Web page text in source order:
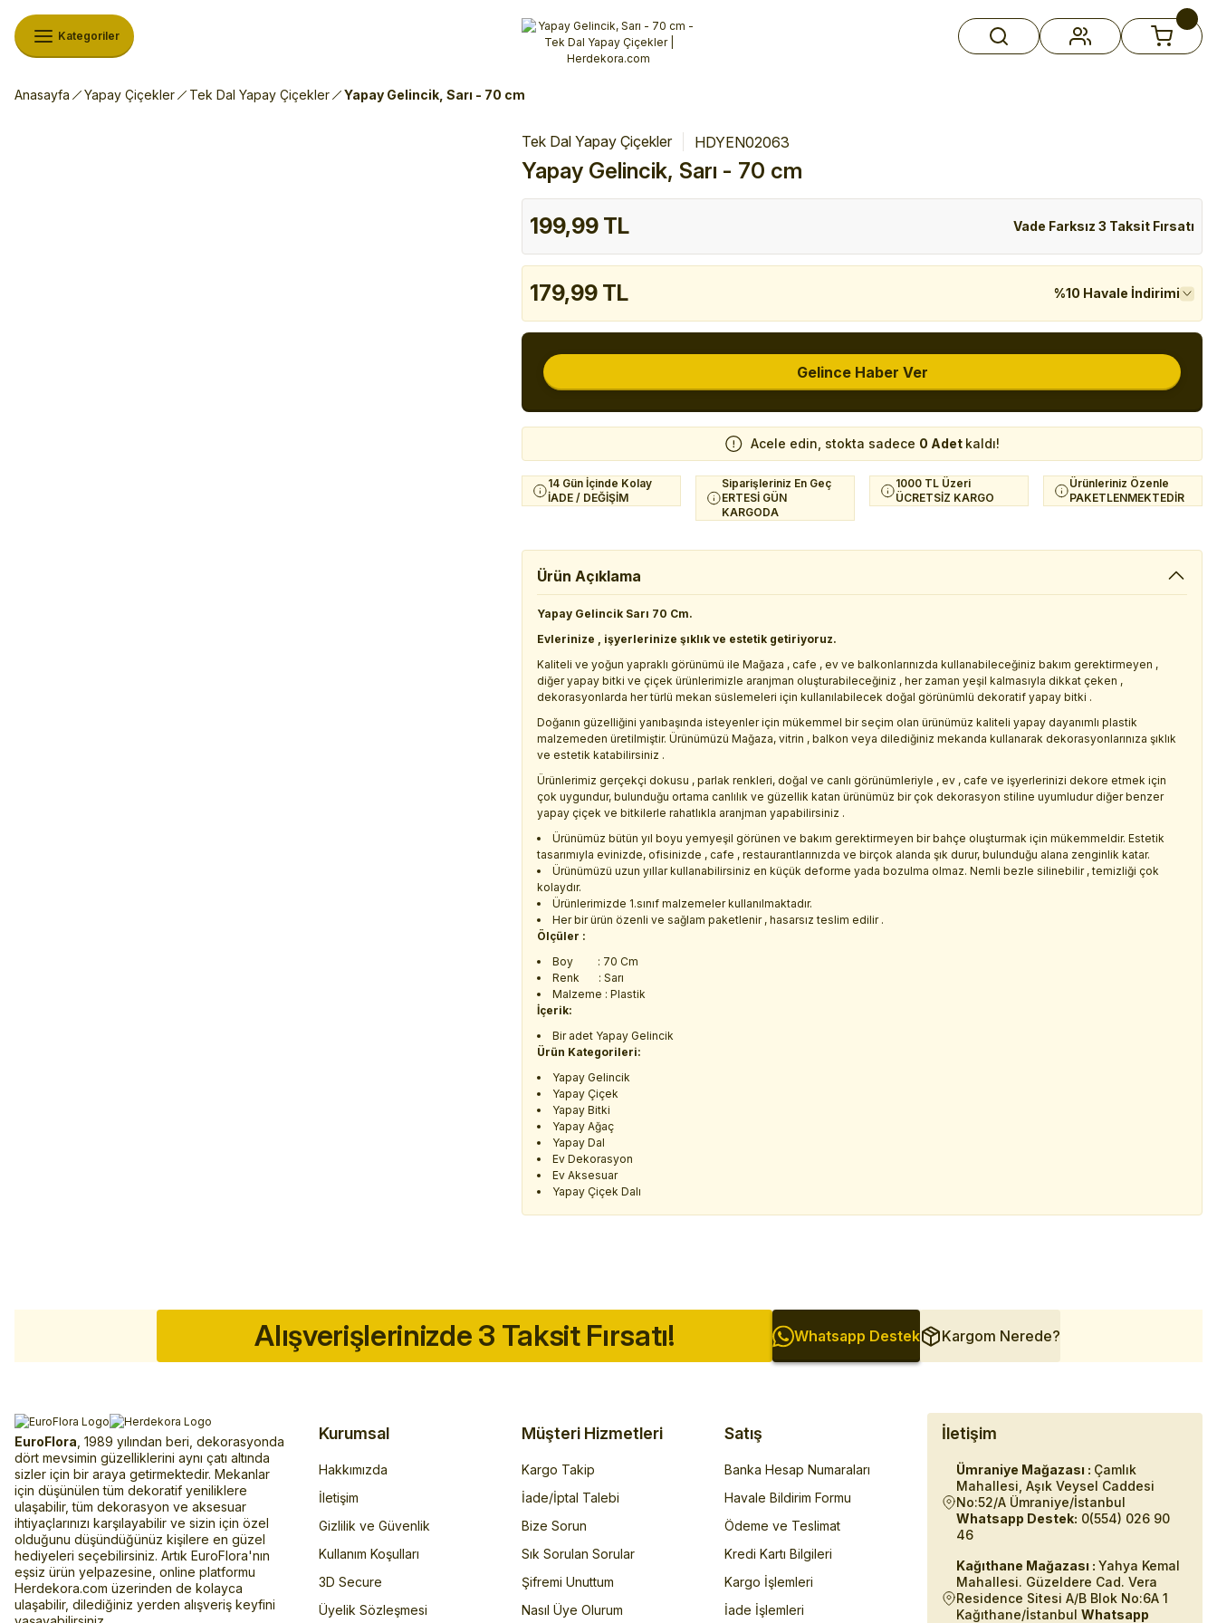
Alışverişlerinizde 3 Taksit Fırsatı!
İlk siparişinizi verin!
%10 Havale İndirimi
Şimdi Alışveriş yap!
Kategoriler
Anasayfa Yapay Çiçekler Tek Dal Yapay Çiçekler Yapay Gelincik, Sarı - 70 cm
Tek Dal Yapay Çiçekler HDYEN02063
Yapay Gelincik, Sarı - 70 cm
199,99 TL Vade Farksız 3 Taksit Fırsatı
179,99 TL %10 Havale İndirimi
Gelince Haber Ver
Acele edin, stokta sadece 0 Adet kaldı!
14 Gün İçinde Kolay
İADE / DEĞİŞİM
Siparişleriniz En Geç
ERTESİ GÜN
KARGODA
1000 TL Üzeri
ÜCRETSİZ KARGO
Ürünleriniz Özenle
PAKETLENMEKTEDİR
Ürün Açıklama
Yapay Gelincik Sarı 70 Cm.
Evlerinize , işyerlerinize şıklık ve estetik getiriyoruz.
Kaliteli ve yoğun yapraklı görünümü ile Mağaza , cafe , ev ve balkonlarınızda kullanabileceğiniz bakım gerektirmeyen ,
diğer yapay bitki ve çiçek ürünlerimizle aranjman oluşturabileceğiniz , her zaman yeşil kalmasıyla dikkat çeken ,
dekorasyonlarda her türlü mekan süslemeleri için kullanılabilecek doğal görünümlü dekoratif yapay bitki .
Doğanın güzelliğini yanıbaşında isteyenler için mükemmel bir seçim olan ürünümüz kaliteli yapay dayanımlı plastik
malzemeden üretilmiştir. Ürünümüzü Mağaza, vitrin , balkon veya dilediğiniz mekanda kullanarak dekorasyonlarınıza şıklık
ve estetik katabilirsiniz .
Ürünlerimiz gerçekçi dokusu , parlak renkleri, doğal ve canlı görünümleriyle , ev , cafe ve işyerlerinizi dekore etmek için
çok uygundur, bulunduğu ortama canlılık ve güzellik katan ürünümüz bir çok dekorasyon stiline uyumludur diğer benzer
yapay çiçek ve bitkilerle rahatlıkla aranjman yapabilirsiniz .
Ürünümüz bütün yıl boyu yemyeşil görünen ve bakım gerektirmeyen bir bahçe oluşturmak için mükemmeldir. Estetik
tasarımıyla evinizde, ofisinizde , cafe , restaurantlarınızda ve birçok alanda şık durur, bulunduğu alana zenginlik katar.
Ürünümüzü uzun yıllar kullanabilirsiniz en küçük deforme yada bozulma olmaz. Nemli bezle silinebilir , temizliği çok
kolaydır.
Ürünlerimizde 1.sınıf malzemeler kullanılmaktadır.
Her bir ürün özenli ve sağlam paketlenir , hasarsız teslim edilir .
Ölçüler :
Boy : 70 Cm
Renk : Sarı
Malzeme : Plastik
İçerik:
Bir adet Yapay Gelincik
Ürün Kategorileri:
Yapay Gelincik
Yapay Çiçek
Yapay Bitki
Yapay Ağaç
Yapay Dal
Ev Dekorasyon
Ev Aksesuar
Yapay Çiçek Dalı
Alışverişlerinizde 3 Taksit Fırsatı! Whatsapp Destek Kargom Nerede?
EuroFlora , 1989 yılından beri, dekorasyonda
dört mevsimin güzelliklerini aynı çatı altında
sizler için bir araya getirmektedir. Mekanlar
için düşünülen tüm dekoratif yeniliklere
ulaşabilir, tüm dekorasyon ve aksesuar
ihtiyaçlarınızı karşılayabilir ve sizin için özel
olduğunu düşündüğünüz kişilere en güzel
hediyeleri seçebilirsiniz. Artık EuroFlora'nın
eşsiz ürün yelpazesine, online platformu
Herdekora.com üzerinden de kolayca
ulaşabilir, dilediğiniz yerden alışveriş keyfini
Kurumsal
Hakkımızda
İletişim
Gizlilik ve Güvenlik
Kullanım Koşulları
3D Secure
Üyelik Sözleşmesi
Müşteri Hizmetleri
Kargo Takip
İade/İptal Talebi
Bize Sorun
Sık Sorulan Sorular
Şifremi Unuttum
Nasıl Üye Olurum
Satış
Banka Hesap Numaraları
Havale Bildirim Formu
Ödeme ve Teslimat
Kredi Kartı Bilgileri
Kargo İşlemleri
İade İşlemleri
İletişim
Ümraniye Mağazası : Çamlık
Mahallesi, Aşık Veysel Caddesi
No:52/A Ümraniye/İstanbul
Whatsapp Destek: 0(554) 026 90
46
Kağıthane Mağazası : Yahya Kemal
Mahallesi. Güzeldere Cad. Vera
Residence Sitesi A/B Blok No:6A 1
Kağıthane/İstanbul Whatsapp